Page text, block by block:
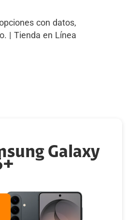
con datos,
| Tienda en Línea
Galaxy